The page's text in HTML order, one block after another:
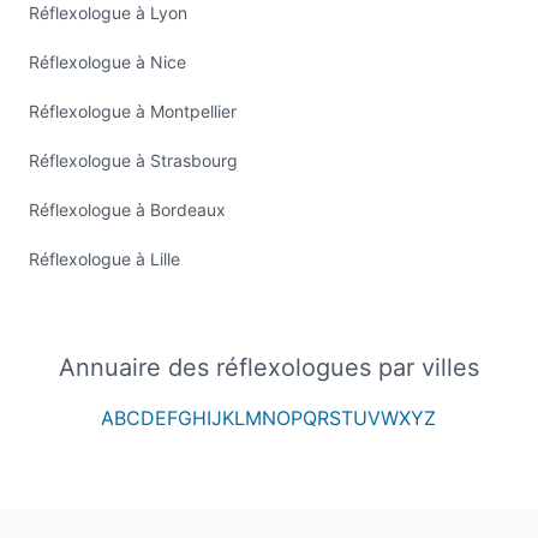
Réflexologue à Lyon
Réflexologue à Nice
Réflexologue à Montpellier
Réflexologue à Strasbourg
Réflexologue à Bordeaux
Réflexologue à Lille
Annuaire des réflexologues par villes
ABCDEFGHIJKLMNOPQRSTUVWXYZ